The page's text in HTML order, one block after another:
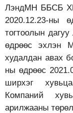
ЛэндМН ББСБ
2020.12.23-ны
тогтоолын
өдрөөс эхлэн
худалдан авaх
ны өдрөөс
ширхэг
Компаний
арилжааны